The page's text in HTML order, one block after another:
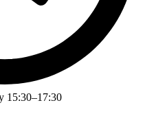
15:30–17:30